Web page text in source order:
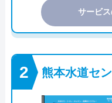
サービ
熊本水道セ